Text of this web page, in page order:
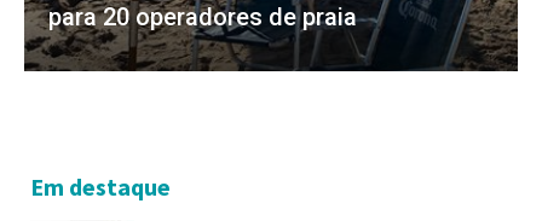
para 20 operadores de praia
Em destaque